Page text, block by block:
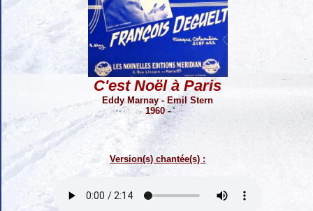
C'est Noël à Paris
Eddy Marnay - Emil Stern
1960 -
Version(s) chantée(s) :